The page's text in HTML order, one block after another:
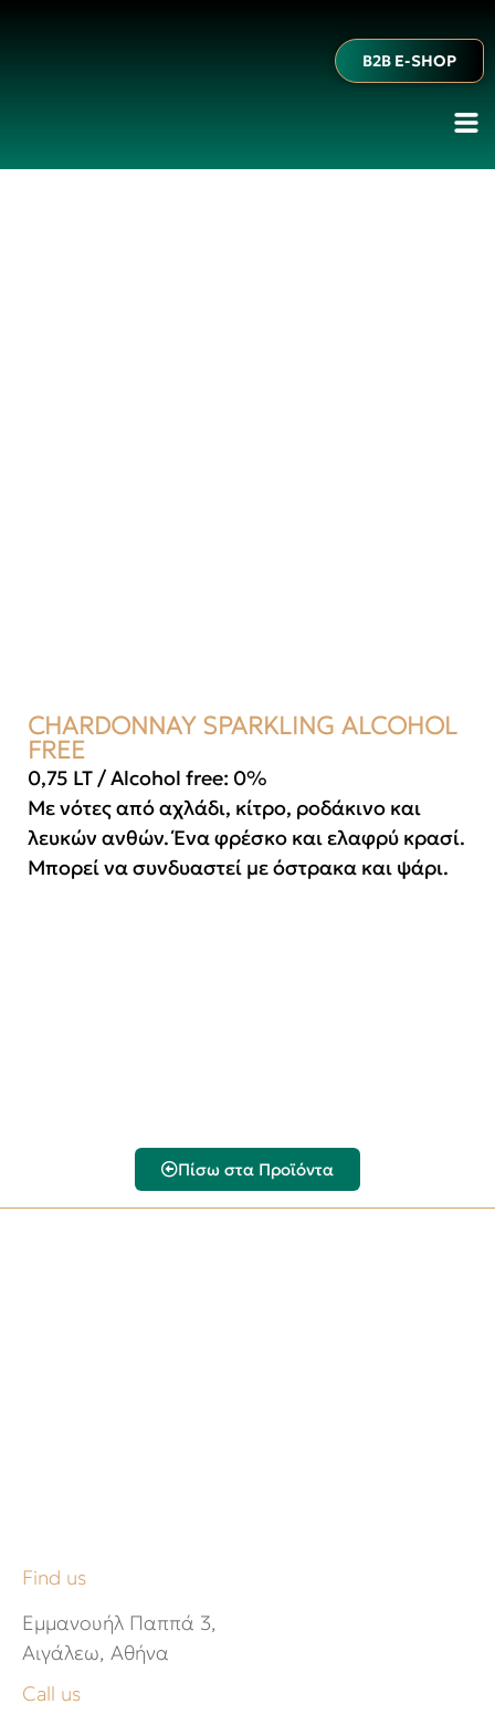
B2B E-SHOP
CHARDONNAY SPARKLING ALCOHOL
FREE
0,75 LT / Alcohol free: 0%
Με νότες από αχλάδι, κίτρο, ροδάκινο και
λευκών ανθών. Ένα φρέσκο και ελαφρύ κρασί.
Μπορεί να συνδυαστεί με όστρακα και ψάρι.
Πίσω στα Προϊόντα
Find us
Εμμανουήλ Παππά 3,
Αιγάλεω, Αθήνα
Call us